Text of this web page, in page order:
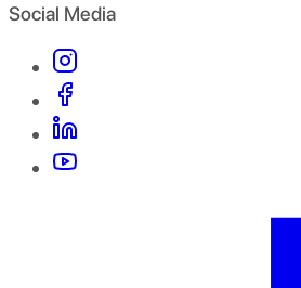
Social Media